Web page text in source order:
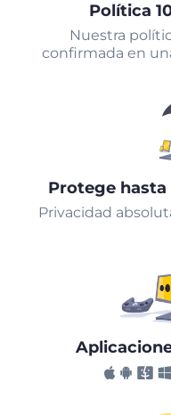
Política
Nuestra
confirmada en
Protege hasta
Privacidad